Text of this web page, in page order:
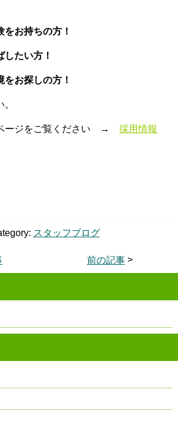
お持ちの方！
したい方！
お探しの方！
ページをご覧ください →採用情報
スタッフブログ
前の記事 >